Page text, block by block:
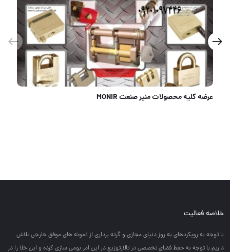
خلاصه فعالیت
با توجه به رويكردهاي به روز دنياي مجازي و گرته برداري از نمونه هاي موفق خارجي تلاش
داريم با توجه به حفظ فضاي تخصصي در تالارتوزيع در اين امر بومي سازي كرده و اين خلا را در